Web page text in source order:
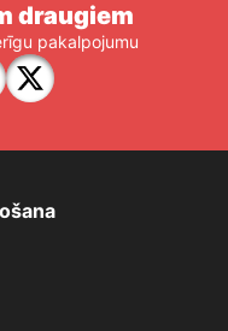
draugiem
pakalpojumu